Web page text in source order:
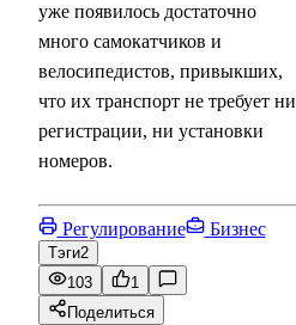
уже появилось достаточно
много самокатчиков и
велосипедистов, привыкших,
что их транспорт не требует ни
регистрации, ни установки
номеров.
Регулирование Бизнес
Тэги2
103
1
Поделиться